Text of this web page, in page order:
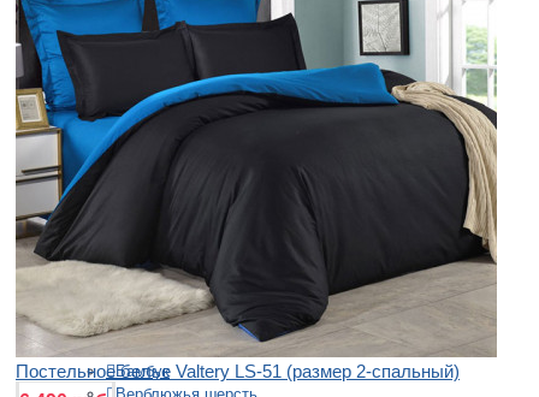
Ecotex
German Grass
Nature's
Размеры
Полуторное
Евро
Евро Плюс
Наполнители
Бамбук
Постельное белье Valtery LS-51 (размер 2-спальный)